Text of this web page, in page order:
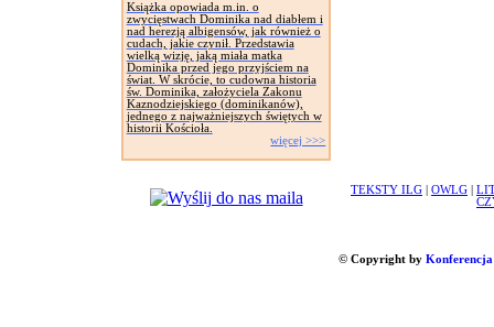
Książka opowiada m.in. o
zwycięstwach Dominika nad diabłem i
nad herezją albigensów, jak również o
cudach, jakie czynił. Przedstawia
wielką wizję, jaką miała matka
Dominika przed jego przyjściem na
świat. W skrócie, to cudowna historia
św. Dominika, założyciela Zakonu
Kaznodziejskiego (dominikanów),
jednego z najważniejszych świętych w
historii Kościoła.
więcej >>>
TEKSTY ILG OWLG
© Copyright by Konferencja